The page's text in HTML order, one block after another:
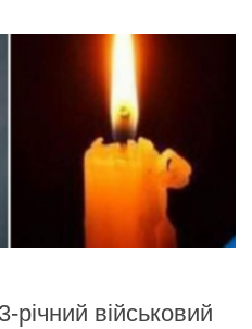
річний військовий